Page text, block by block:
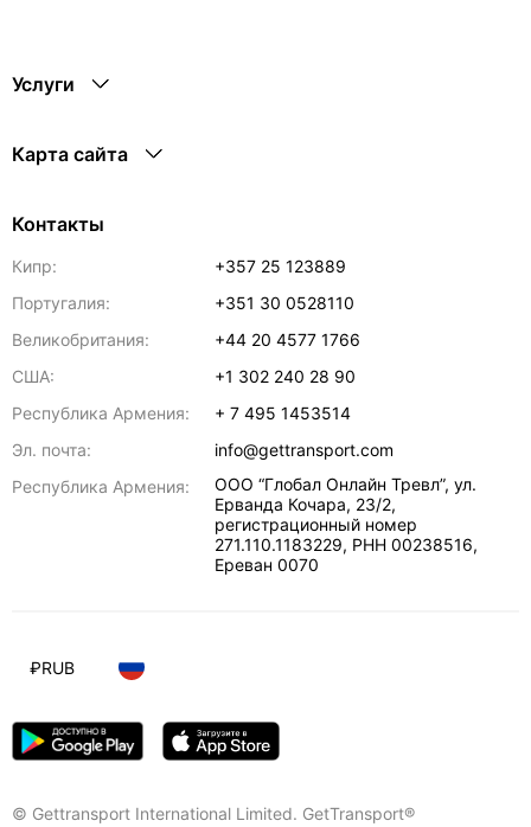
Услуги
Карта сайта
Контакты
Кипр:
+357 25 123889
Португалия:
+351 30 0528110
Великобритания:
+44 20 4577 1766
США:
+1 302 240 28 90
Республика Армения:
+ 7 495 1453514
Эл. почта:
info@gettransport.com
Республика Армения:
ООО “Глобал Онлайн Тревл”, ул.
Ерванда Кочара, 23/2,
регистрационный номер
271.110.1183229, РНН 00238516,
Ереван 0070
© Gettransport International Limited. GetTransport®
₽RUB